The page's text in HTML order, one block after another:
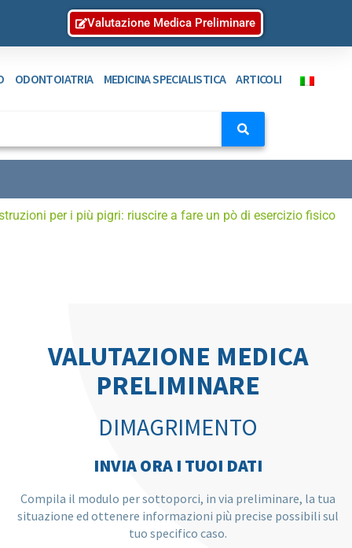
Valutazione Medica Preliminare
ODONTOIATRIA MEDICINA SPECIALISTICA ARTICOLI
per i più pigri: riuscire a fare un pò di esercizio fisico
VALUTAZIONE MEDICA
PRELIMINARE
DIMAGRIMENTO
INVIA ORA I TUOI DATI
Compila il modulo per sottoporci, in via preliminare, la tua
situazione ed ottenere informazioni più precise possibili sul
tuo specifico caso.